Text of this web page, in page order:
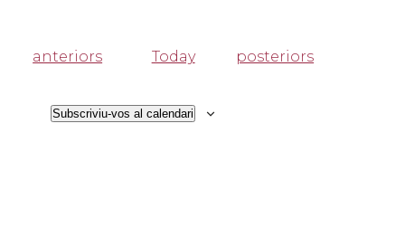
Esdeveniments
anteriors Today Esdeveniments
posteriors
Subscriviu-vos al calendari